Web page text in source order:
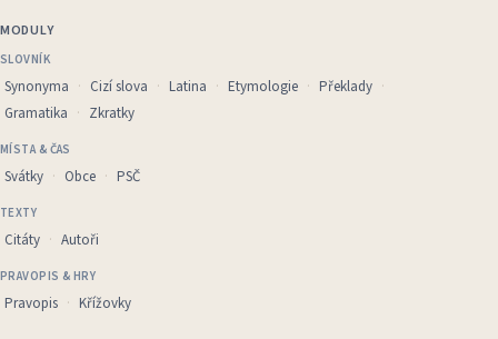
MODULY
SLOVNÍK
Synonyma Cizí slova Latina Etymologie
Překlady
Gramatika
Zkratky
MÍSTA & ČAS
Svátky Obce PSČ
TEXTY
Citáty Autoři
PRAVOPIS & HRY
Pravopis Křížovky